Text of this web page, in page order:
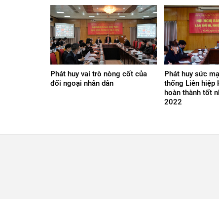
Phát huy vai trò nòng cốt của
đối ngoại nhân dân
Phát huy sức
thống Liên hiệp
hoàn thành tốt
2022